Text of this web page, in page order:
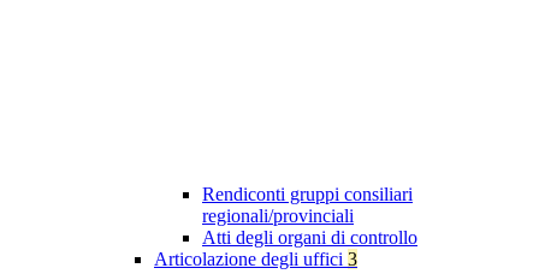
Rendiconti gruppi consiliari
regionali/provinciali
Atti degli organi di controllo
Articolazione degli uffici 3